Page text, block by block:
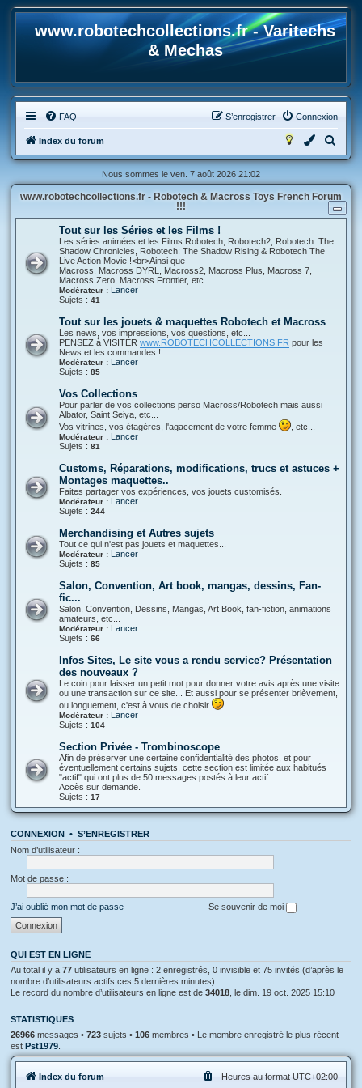
www.robotechcollections.fr - Varitechs
& Mechas
FAQ Connexion
S’enregistrer
Index du forum
e
h
e
Nous sommes le ven. 7 août 2026 21:02
www.robotechcollections.fr - Robotech & Macross Toys French Forum
!!!
Tout sur les Séries et les Films !
Les séries animées et les Films Robotech, Robotech2, Robotech: The
Shadow Chronicles, Robotech: The Shadow Rising & Robotech The
Live Action Movie !<br>Ainsi que
Macross, Macross DYRL, Macross2, Macross Plus, Macross 7,
Macross Zero, Macross Frontier, etc..
Modérateur : Lancer
Sujets : 41
Tout sur les jouets & maquettes Robotech et Macross
Les news, vos impressions, vos questions, etc...
PENSEZ à VISITER www.ROBOTECHCOLLECTIONS.FR pour les
News et les commandes !
Modérateur : Lancer
Sujets : 85
Vos Collections
Pour parler de vos collections perso Macross/Robotech mais aussi
Albator, Saint Seiya, etc...
Vos vitrines, vos étagères, l'agacement de votre femme
, etc...
Modérateur : Lancer
Sujets : 81
Customs, Réparations, modifications, trucs et astuces +
Montages maquettes..
Faites partager vos expériences, vos jouets customisés.
Modérateur : Lancer
Sujets : 244
Merchandising et Autres sujets
Tout ce qui n'est pas jouets et maquettes...
Modérateur : Lancer
Sujets : 85
Salon, Convention, Art book, mangas, dessins, Fan-
fic...
Salon, Convention, Dessins, Mangas, Art Book, fan-fiction, animations
amateurs, etc...
Modérateur : Lancer
Sujets : 66
Infos Sites, Le site vous a rendu service? Présentation
des nouveaux ?
Le coin pour laisser un petit mot pour donner votre avis après une visite
ou une transaction sur ce site... Et aussi pour se présenter brièvement,
ou longuement, c'est à vous de choisir
Modérateur : Lancer
Sujets : 104
Section Privée - Trombinoscope
Afin de préserver une certaine confidentialité des photos, et pour
éventuellement certains sujets, cette section est limitée aux habitués
"actif" qui ont plus de 50 messages postés à leur actif.
Accès sur demande.
Sujets : 17
CONNEXION • S’ENREGISTRER
Nom d’utilisateur :
Mot de passe :
J’ai oublié mon mot de passe Se souvenir de moi
QUI EST EN LIGNE
Au total il y a 77 utilisateurs en ligne : 2 enregistrés, 0 invisible et 75 invités (d’après le
nombre d’utilisateurs actifs ces 5 dernières minutes)
Le record du nombre d’utilisateurs en ligne est de 34018 , le dim. 19 oct. 2025 15:10
STATISTIQUES
26966 messages • 723 sujets • 106 membres • Le membre enregistré le plus récent
est Pst1979
Index du forum Heures au format UTC+02:00